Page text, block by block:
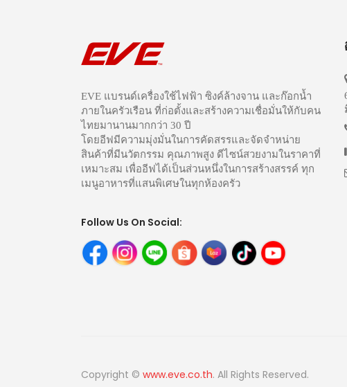
EVE แบรนด์เครื่องใช้ไฟฟ้า ซิงค์ล้างจาน และก๊อกน้ำ
ภายในครัวเรือน ที่ก่อตั้งและสร้างความเชื่อมั่นให้กับคน
ไทยมานานมากกว่า 30 ปี
โดยอีฟมีความมุ่งมั่นในการคัดสรรและจัดจำหน่าย
สินค้าที่มีนวัตกรรม คุณภาพสูง ดีไซน์สวยงามในราคาที่
เหมาะสม เพื่ออีฟได้เป็นส่วนหนึ่งในการสร้างสรรค์ ทุก
เมนูอาหารที่แสนพิเศษในทุกห้องครัว
Follow Us On Social:
Copyright © www.eve.co.th. All Rights Reserved.